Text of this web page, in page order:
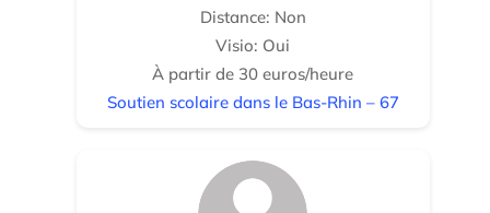
Distance: Non
Visio: Oui
À partir de 30 euros/heure
Soutien scolaire dans le Bas-Rhin – 67